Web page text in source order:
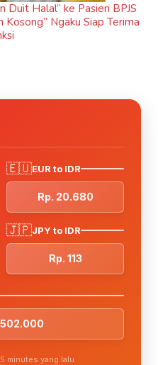
Duit Halal” ke Pasien BPJS
Kosong” Ngaku Siap Terima
🇪🇺EUR to IDR
Rp. 20.680
🇯🇵JPY to IDR
Rp. 113
minutes yang lalu